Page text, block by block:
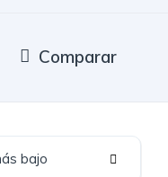
Comparar
bajo